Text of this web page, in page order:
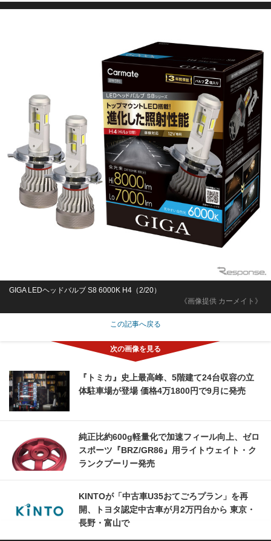
《画像提供 カーメイト》
GIGA LEDヘッドバルブ S8 6000K H4（2/20）
この記事へ戻る
『トミカ』史上最高峰、5階建て24台収容の立
体駐車場が登場 価格4万1800円で9月に発売
純正比約600g軽量化で加速フィール向上、ゼロ
スポーツ『BRZ/GR86』用ライトウェイト・ク
ランクプーリー発売
KINTOが「中古車U35おてごろプラン」を再
開、トヨタ認定中古車が月2万円台から 東京・
長野・富山で